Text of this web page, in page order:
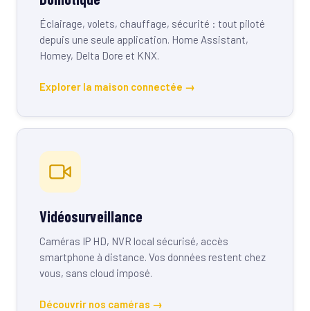
Éclairage, volets, chauffage, sécurité : tout piloté
depuis une seule application. Home Assistant,
Homey, Delta Dore et KNX.
Explorer la maison connectée →
Vidéosurveillance
Caméras IP HD, NVR local sécurisé, accès
smartphone à distance. Vos données restent chez
vous, sans cloud imposé.
Découvrir nos caméras →